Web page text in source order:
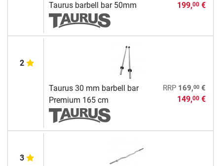
Taurus barbell bar 50mm 199,00€
2
Taurus 30 mm barbell bar
Premium 165 cm
RRP 169,00€
149,00€
3